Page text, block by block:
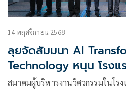
14 พฤศจิกายน 2568
ลุยจัดสัมมนา AI
Technology หนุน โรงแ
ยุค Net Zero
สมาคมผู้บริหารงานวิศวกรรมในโ